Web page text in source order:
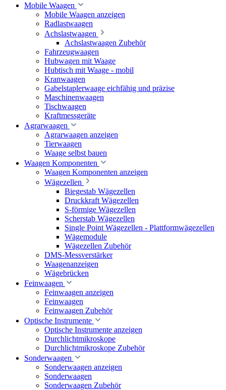
Mobile Waagen
Mobile Waagen anzeigen
Radlastwaagen
Achslastwaagen
Achslastwaagen Zubehör
Fahrzeugwaagen
Hubwagen mit Waage
Hubtisch mit Waage - mobil
Kranwaagen
Gabelstaplerwaage eichfähig und präzise
Maschinenwaagen
Tischwaagen
Kraftmessgeräte
Agrarwaagen
Agrarwaagen anzeigen
Tierwaagen
Waage selbst bauen
Waagen Komponenten
Waagen Komponenten anzeigen
Wägezellen
Biegestab Wägezellen
Druckkraft Wägezellen
S-förmige Wägezellen
Scherstab Wägezellen
Single Point Wägezellen - Plattformwägezellen
Wägemodule
Wägezellen Zubehör
DMS-Messverstärker
Waagenanzeigen
Wägebrücken
Feinwaagen
Feinwaagen anzeigen
Feinwaagen
Feinwaagen Zubehör
Optische Instrumente
Optische Instrumente anzeigen
Durchlichtmikroskope
Durchlichtmikroskope Zubehör
Sonderwaagen
Sonderwaagen anzeigen
Sonderwaagen
Sonderwaagen Zubehör